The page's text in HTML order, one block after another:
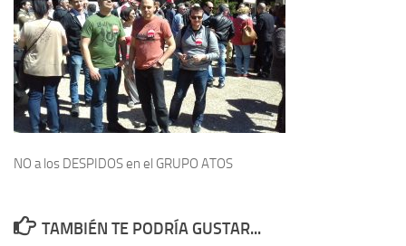
NO a los DESPIDOS en el GRUPO ATOS
TAMBIÉN TE PODRÍA GUSTAR...